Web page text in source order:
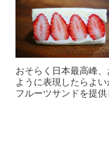
おそらく日本最高峰
ように表現したらよ
フルーツサンドを提